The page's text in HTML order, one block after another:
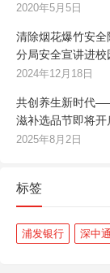
2020年5月5日
清除烟花爆竹安
分局安全宣讲进校
2024年12月18日
共创养生新时代
滋补选品节即将开
2025年8月2日
标签
浦发银行 深中